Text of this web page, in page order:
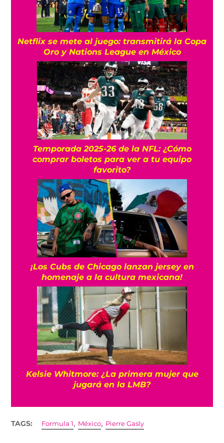
Netflix se mete al juego: transmitirá la Copa
Oro y Nations League en México
Temporada 2025-26 de la NFL: ¿Cómo
comprar boletos para ver a tu equipo
favorito?
¡Los Cubs de Chicago lanzan jersey en
homenaje a la cultura mexicana!
Kelsie Whitmore: ¿La primera mujer que
jugará en la LMB?
TAGS: Formula 1, México, Pierre Gasly